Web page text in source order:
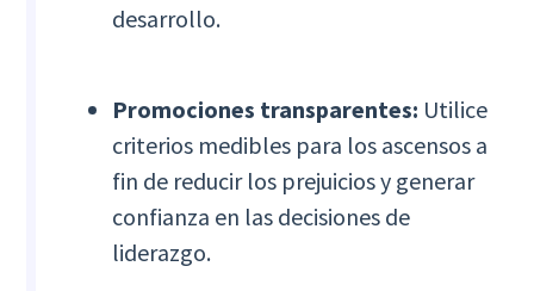
desarrollo.
Promociones transparentes: Utilice
criterios medibles para los ascensos a
fin de reducir los prejuicios y generar
confianza en las decisiones de
liderazgo.